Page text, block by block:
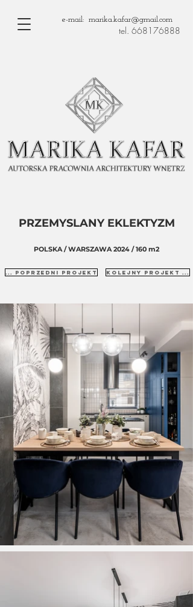
e-mail: marika.kafar@gmail.com
tel. 668176888
PRZEMYSLANY EKLEKTYZM
POLSKA / WARSZAWA 2024 / 160 m2
... poprzedni projekt kolejny projekt ...